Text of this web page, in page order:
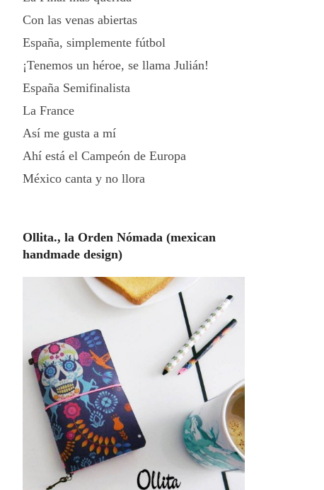
Con las venas abiertas
España, simplemente fútbol
¡Tenemos un héroe, se llama Julián!
España Semifinalista
La France
Así me gusta a mí
Ahí está el Campeón de Europa
México canta y no llora
Ollita., la Orden Nómada (mexican
handmade design)